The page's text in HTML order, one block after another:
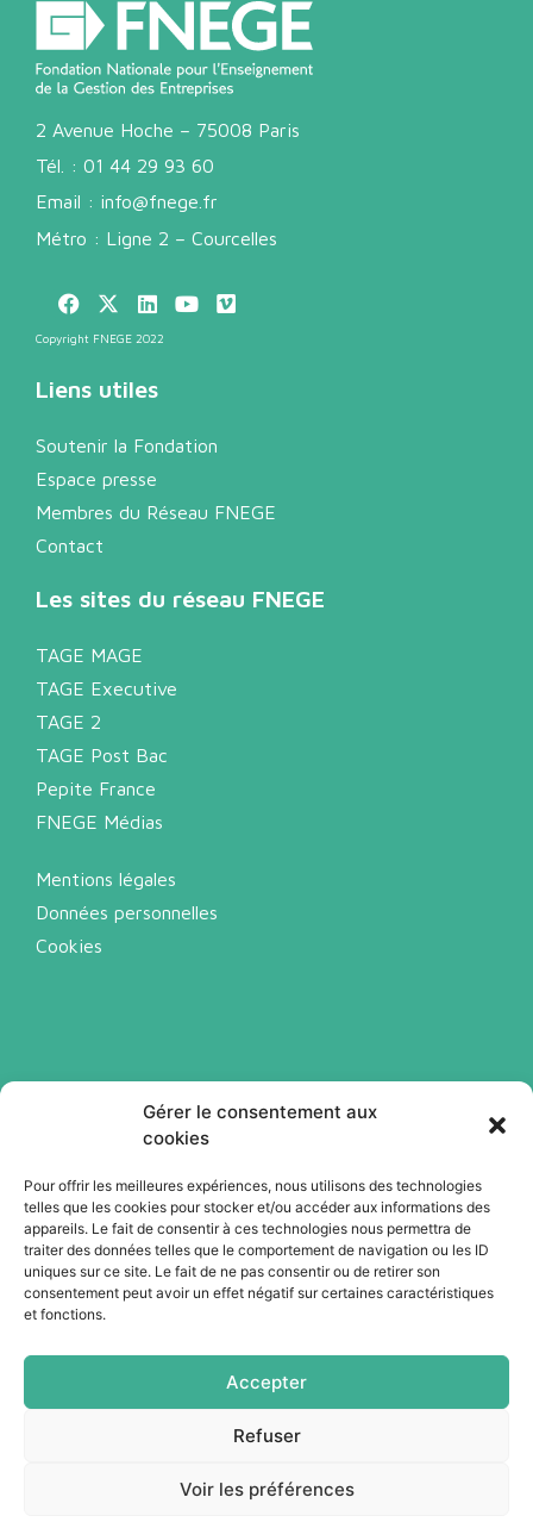
Gérer le consentement aux
cookies
Pour offrir les meilleures expériences, nous utilisons des technologies
telles que les cookies pour stocker et/ou accéder aux informations des
appareils. Le fait de consentir à ces technologies nous permettra de
traiter des données telles que le comportement de navigation ou les ID
uniques sur ce site. Le fait de ne pas consentir ou de retirer son
consentement peut avoir un effet négatif sur certaines caractéristiques
et fonctions.
Accepter
Refuser
Voir les préférences
2 Avenue Hoche – 75008 Paris
Tél. : 01 44 29 93 60
Email : info@fnege.fr
Métro : Ligne 2 – Courcelles
Copyright FNEGE 2022
Liens utiles
Soutenir la Fondation
Espace presse
Membres du Réseau FNEGE
Contact
Les sites du réseau FNEGE
TAGE MAGE
TAGE Executive
TAGE 2
TAGE Post Bac
Pepite France
FNEGE Médias
Mentions légales
Données personnelles
Cookies
Abonnez-vous à notre newsletter
Je m'abonne